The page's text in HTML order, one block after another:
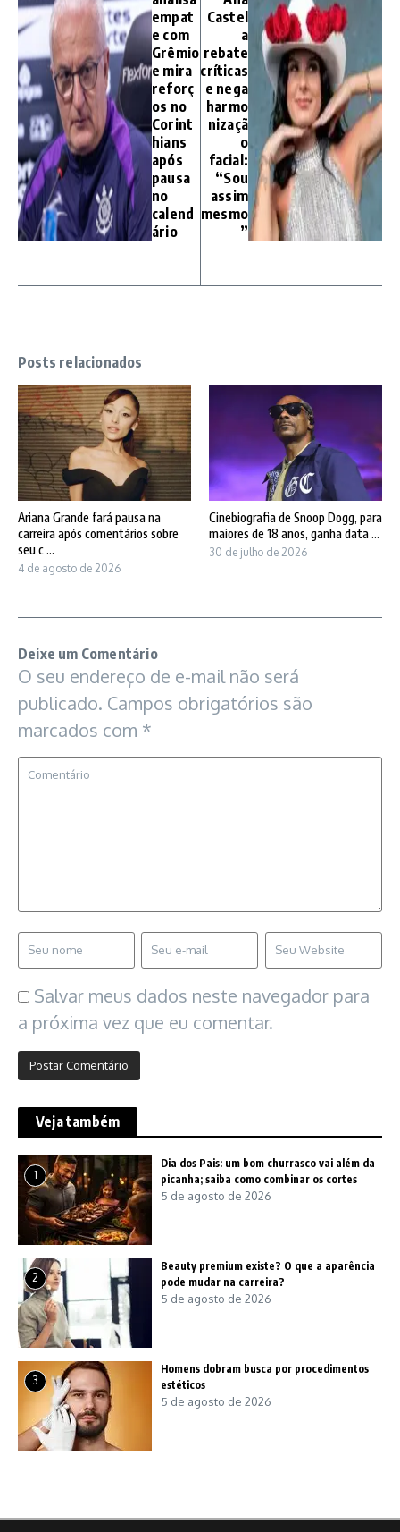
empat
e com
Grêmio
e mira
reforç
os no
Corint
hians
após
pausa
no
calend
ário
Castel
a
rebate
críticas
e nega
harmo
nizaçã
o
facial:
“Sou
assim
mesmo
”
Posts relacionados
Ariana Grande fará pausa na
carreira após comentários sobre
seu c ...
4 de agosto de 2026
Cinebiografia de Snoop Dogg, para
maiores de 18 anos, ganha data ...
30 de julho de 2026
Deixe um Comentário
O seu endereço de e-mail não será
publicado. Campos obrigatórios são
marcados com *
Salvar meus dados neste navegador para
a próxima vez que eu comentar.
Veja também
1
Dia dos Pais: um bom churrasco vai além da
picanha; saiba como combinar os cortes
5 de agosto de 2026
2
Beauty premium existe? O que a aparência
pode mudar na carreira?
5 de agosto de 2026
3
Homens dobram busca por procedimentos
estéticos
5 de agosto de 2026